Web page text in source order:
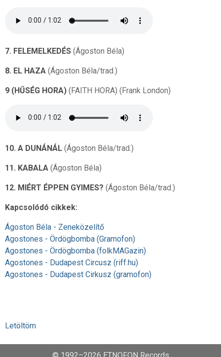
7. FELEMELKEDÉS (Ágoston Béla)
8. EL HAZA (Ágoston Béla/trad.)
9 (HŰSÉG HORA) (FAITH HORA) (Frank London)
10. A DUNÁNÁL (Ágoston Béla/trad.)
11. KABALA (Ágoston Béla)
12. MIÉRT ÉPPEN GYIMES? (Ágoston Béla/trad.)
Kapcsolódó cikkek:
Ágoston Béla - Zeneközelítő
Agostones - Ördögbomba (Gramofon)
Agostones - Ördögbomba (folkMAGazin)
Agostones - Dudapest Circusz (riff.hu)
Agostones - Dudapest Cirkusz (gramofon)
Letöltöm